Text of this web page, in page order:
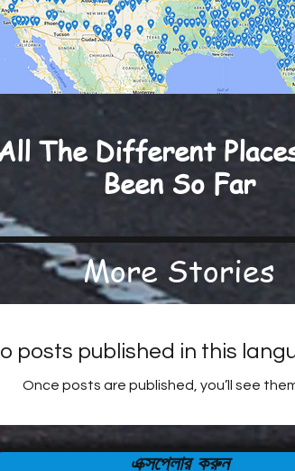
The Different
Been So Far
posts published in this
Once posts are published, you’ll see
More Stories
এক্সপ্লোর করুন